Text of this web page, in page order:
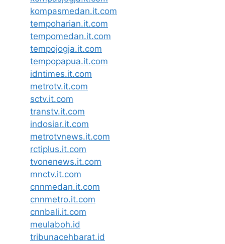
kompasmedan.it.com
tempoharian.it.com
tempomedan.it.com
tempojogja.it.com
tempopapua.it.com
idntimes.it.com
metrotv.it.com
sctv.it.com
transtv.it.com
indosiar.it.com
metrotvnews.it.com
rctiplus.it.com
tvonenews.it.com
mnctv.it.com
cnnmedan.it.com
cnnmetro.it.com
cnnbali.it.com
meulaboh.id
tribunacehbarat.id